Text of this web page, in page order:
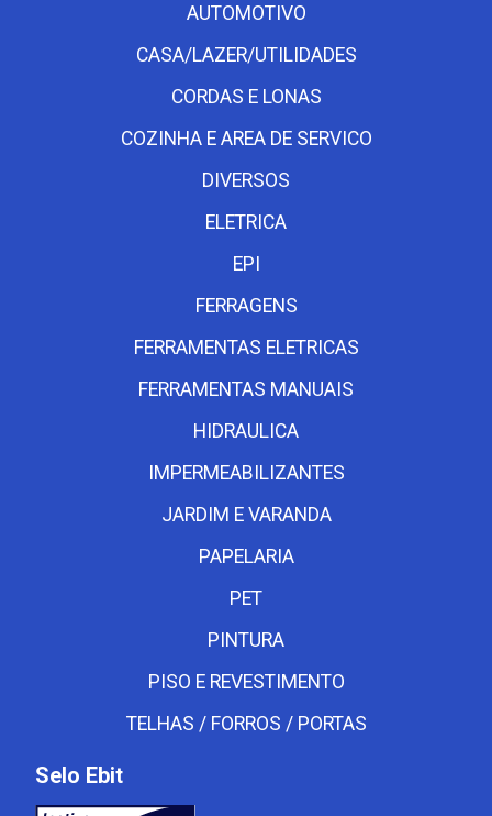
AUTOMOTIVO
CASA/LAZER/UTILIDADES
CORDAS E LONAS
COZINHA E AREA DE SERVICO
DIVERSOS
ELETRICA
EPI
FERRAGENS
FERRAMENTAS ELETRICAS
FERRAMENTAS MANUAIS
HIDRAULICA
IMPERMEABILIZANTES
JARDIM E VARANDA
PAPELARIA
PET
PINTURA
PISO E REVESTIMENTO
TELHAS / FORROS / PORTAS
Selo Ebit